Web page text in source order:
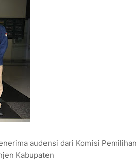
audensi dari Komisi Pemilihan
Kabupaten